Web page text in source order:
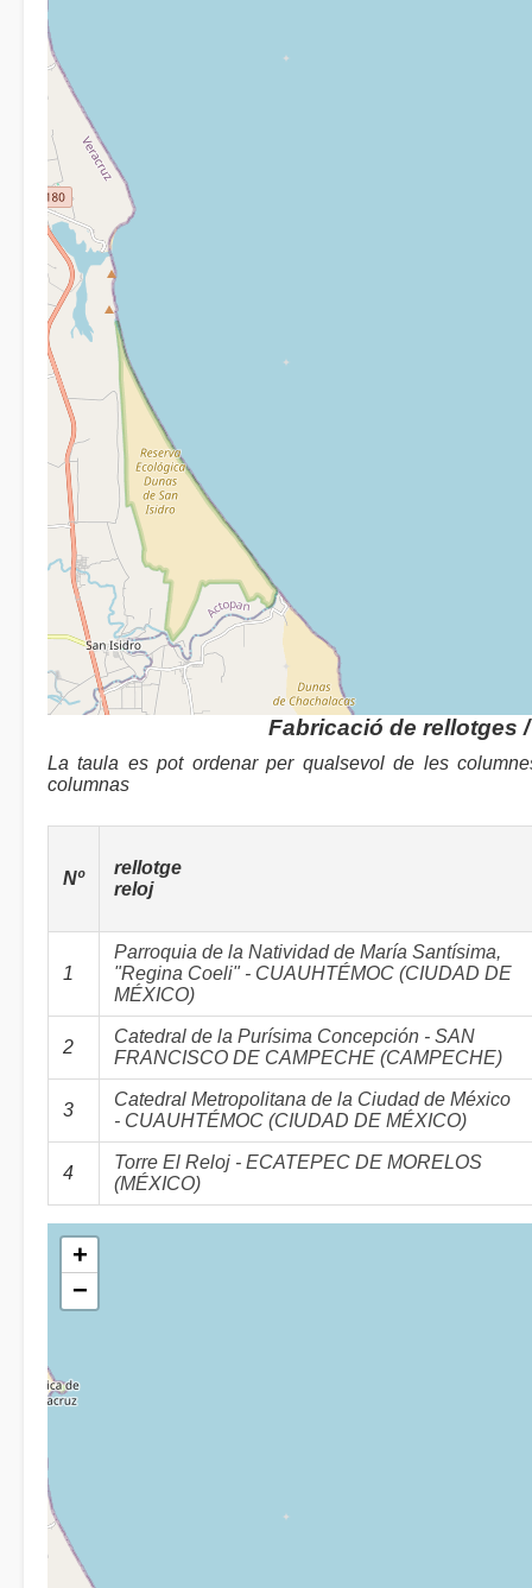
Fabricació de rellotges
La taula es pot ordenar per qualsevol de les
columnas
Nº
rellotge
reloj
1
Parroquia de la Natividad de María Santísima,
"Regina Coeli" - CUAUHTÉMOC (CIUDAD DE
MÉXICO)
2
Catedral de la Purísima Concepción - SAN
FRANCISCO DE CAMPECHE (CAMPECHE)
3
Catedral Metropolitana de la Ciudad de México
- CUAUHTÉMOC (CIUDAD DE MÉXICO)
4
Torre El Reloj - ECATEPEC DE MORELOS
(MÉXICO)
+
−